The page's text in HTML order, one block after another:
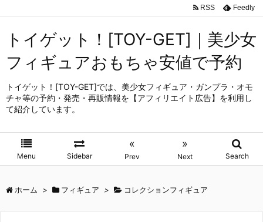
トイゲット！[TOY-GET]｜美少女
フィギュアおもちゃ安値で予約
トイゲット！[TOY-GET]では、美少女フィギュア・ガンプラ・オモ
チャ等の予約・発売・再販情報を【アフィリエイト広告】を利用し
て紹介しています。
Menu Sidebar
«
Prev
»
Next Search
RSS Feedly
ホーム > フィギュア > コレクションフィギュア